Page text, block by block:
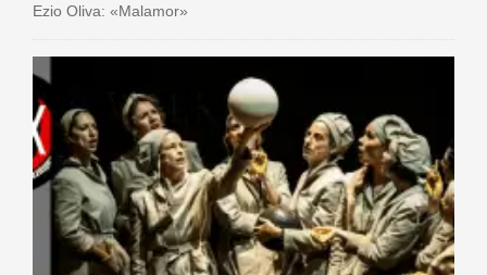
Ezio Oliva: «Malamor»